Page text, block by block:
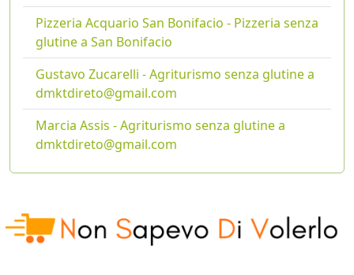
Pizzeria Acquario San Bonifacio - Pizzeria senza
glutine a San Bonifacio
Gustavo Zucarelli - Agriturismo senza glutine a
dmktdireto@gmail.com
Marcia Assis - Agriturismo senza glutine a
dmktdireto@gmail.com